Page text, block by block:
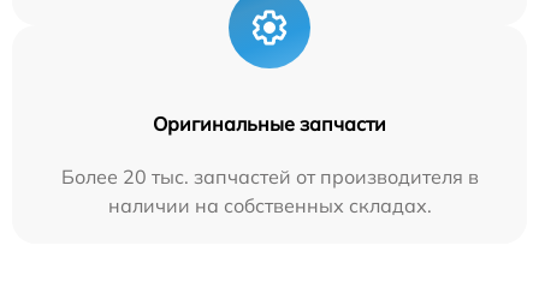
Оригинальные запчасти
Более 20 тыс. запчастей от производителя в
наличии на собственных складах.